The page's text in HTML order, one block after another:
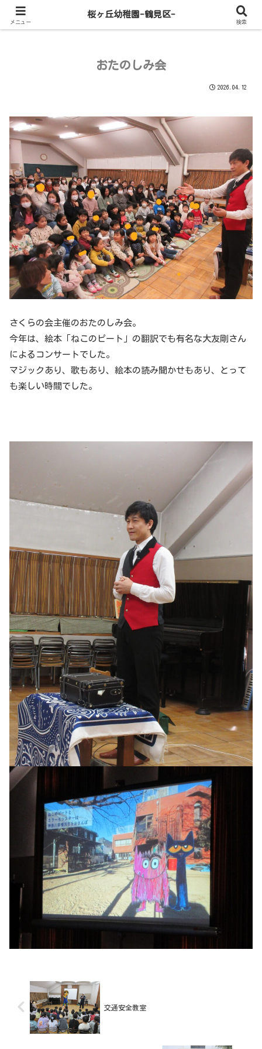
おたのしみ会
2026.04.12
さくらの会主催のおたのしみ会。
今年は、絵本「ねこのピート」の翻訳でも有名な大友剛さん
によるコンサートでした。
マジックあり、歌もあり、絵本の読み聞かせもあり、とって
も楽しい時間でした。
交通安全教室
メニュー
桜ヶ丘幼稚園-鶴見区-
検索